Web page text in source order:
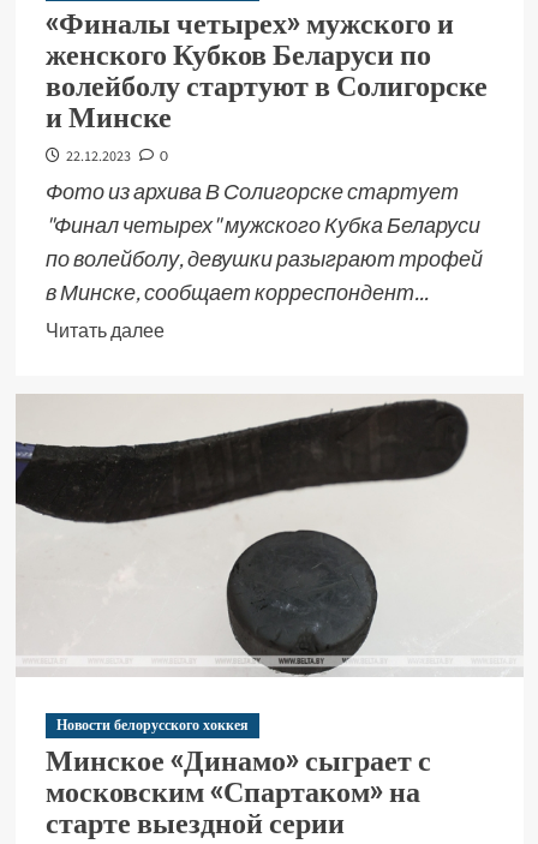
«Финалы четырех» мужского и
женского Кубков Беларуси по
волейболу стартуют в Солигорске
и Минске
22.12.2023 0
Фото из архива В Солигорске стартует
"Финал четырех" мужского Кубка Беларуси
по волейболу, девушки разыграют трофей
в Минске, сообщает корреспондент...
Читать далее
Новости белорусского хоккея
Минское «Динамо» сыграет с
московским «Спартаком» на
старте выездной серии